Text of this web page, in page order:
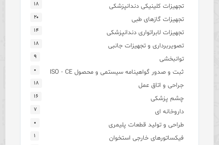
تجهیزات کلینیکی دندانپزشکی ۱۸
تجهیزات گازهای طبی ۲۰
تجهیزات لابراتواری دندانپزشکی ۱۴
تصویربرداری و تجهیزات جانبی ۱۸
توانبخشی ۹
ثبت و صدور گواهینامه سیستمی و محصول ISO - CE ۰
جراحی و اتاق عمل ۱۸
چشم پزشکی ۱۶
داروخانه ای ۷
طراحی و تولید قطعات پلیمری ۰
فیکساتورهای خارجی استخوان ۱